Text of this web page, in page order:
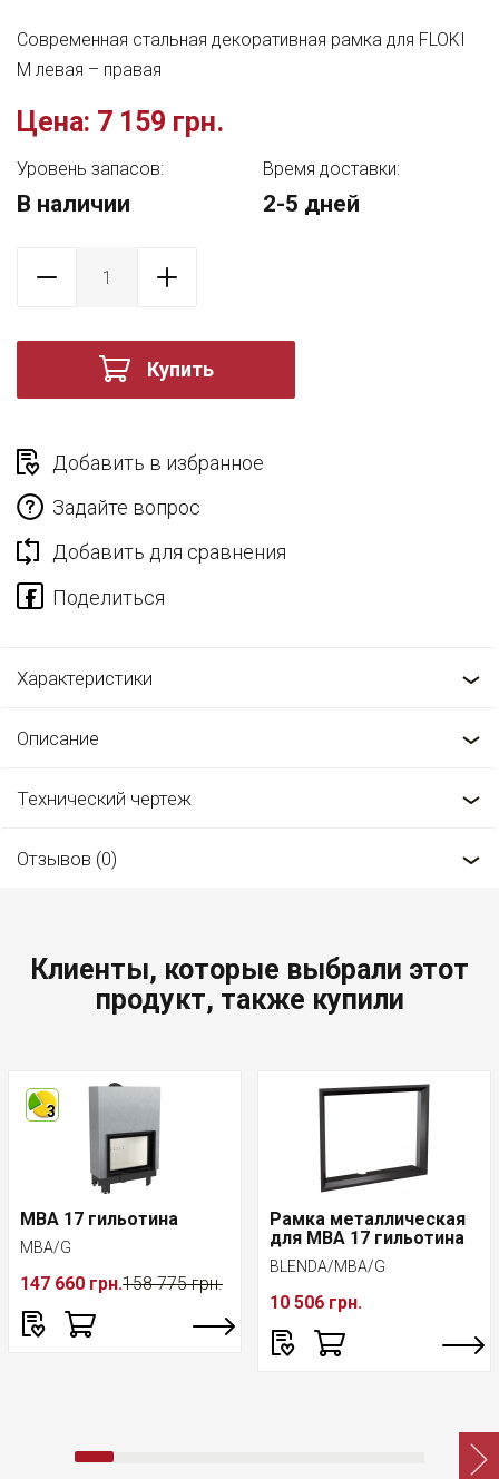
Современная стальная декоративная рамка для FLOKI
M левая – правая
Цена: 7 159 грн.
Уровень запасов:
В наличии
Время доставки:
2-5 дней
Купить
Добавить в избранное
Задайте вопрос
Добавить для сравнения
Характеристики
Описание
Технический чертеж
Отзывов (0)
Клиенты, которые выбрали этот
продукт, также купили
3
MBA 17 гильотина
MBA/G
147 660 грн.158 775 грн.
Рамка металлическая
для MBA 17 гильотина
BLENDA/MBA/G
10 506 грн.